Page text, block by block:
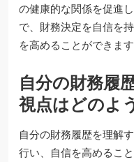
の健康的な関係を促進
で、財務決定を自信を
を高めることができます
自分の財務履
視点はどのよ
自分の財務履歴を理解
行い、自信を高めるこ